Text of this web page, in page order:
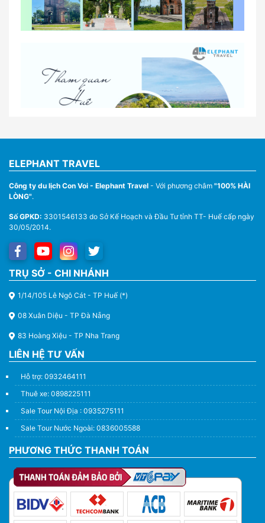
So sánh thuê xe tự lái và thuê xe có tài xế tại Huế
Nhà Xe Con Voi – Dịch Vụ Cho Thuê Xe Từ Huế,
Sân Bay Phú Bài Đi Thánh Địa La Vang
Thuê Xe Du Lịch Tại Huế – Từ 4 Chỗ Đến 45 Chỗ
ELEPHANT TRAVEL
Công ty du lịch Con Voi - Elephant Travel - Với phương châm "100% HÀI
LÒNG".
Số GPKD: 3301546133 do Sở Kế Hoạch và Đầu Tư tỉnh TT- Huế cấp ngày
30/05/2014.
TRỤ SỞ - CHI NHÁNH
1/14/105 Lê Ngô Cát - TP Huế (*)
08 Xuân Diệu - TP Đà Nẵng
83 Hoàng Xiệu - TP Nha Trang
LIÊN HỆ TƯ VẤN
Hỗ trợ: 0932464111
Thuê xe: 0898225111
Sale Tour Nội Địa : 0935275111
Sale Tour Nước Ngoài: 0836005588
PHƯƠNG THỨC THANH TOÁN